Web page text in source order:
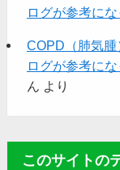
ログが参考に
COPD（肺気
ログが参考に
ん
より
このサイトの